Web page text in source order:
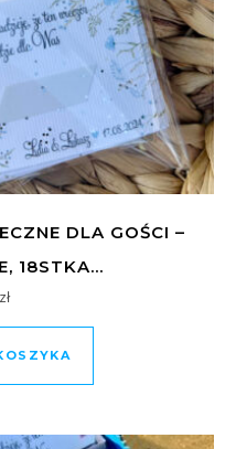
DLA GOŚCI –
18STKA…
zł